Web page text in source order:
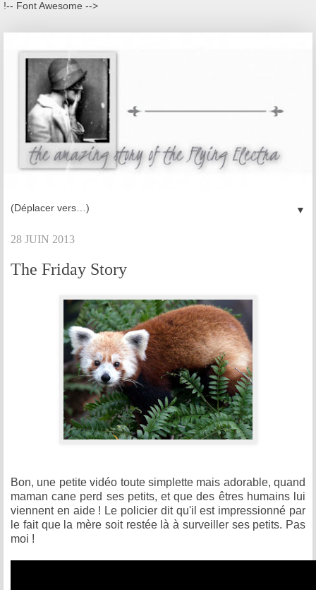
!-- Font Awesome -->
▼
28 JUIN 2013
The Friday Story
Bon, une petite vidéo toute simplette mais adorable, quand
maman cane perd ses petits, et que des êtres humains lui
viennent en aide ! Le policier dit qu'il est impressionné par
le fait que la mère soit restée là à surveiller ses petits. Pas
moi !